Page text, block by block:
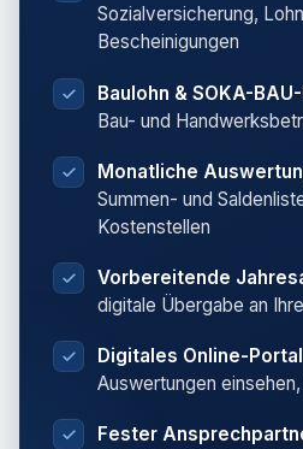
Sozialversicherung,
Bescheinigungen
Baulohn & SOKA-
Bau- und
Monatliche
Summen- und
Kostenstellen
Vorbereitende
digitale Übergabe an
Digitales Online-Portal
Auswertungen
Fester